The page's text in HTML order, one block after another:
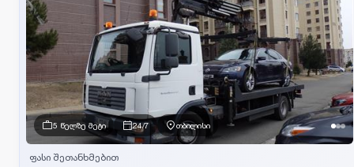
5 წელზე მეტი 24/7 თბილისი
ფასი შეთანხმებით